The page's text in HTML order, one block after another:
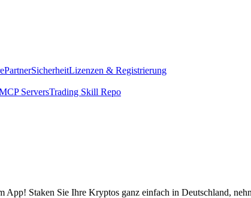
PartnerSicherheitLizenzen & Registrierung
ServersTrading Skill Repo
App! Staken Sie Ihre Kryptos ganz einfach in Deutschland,